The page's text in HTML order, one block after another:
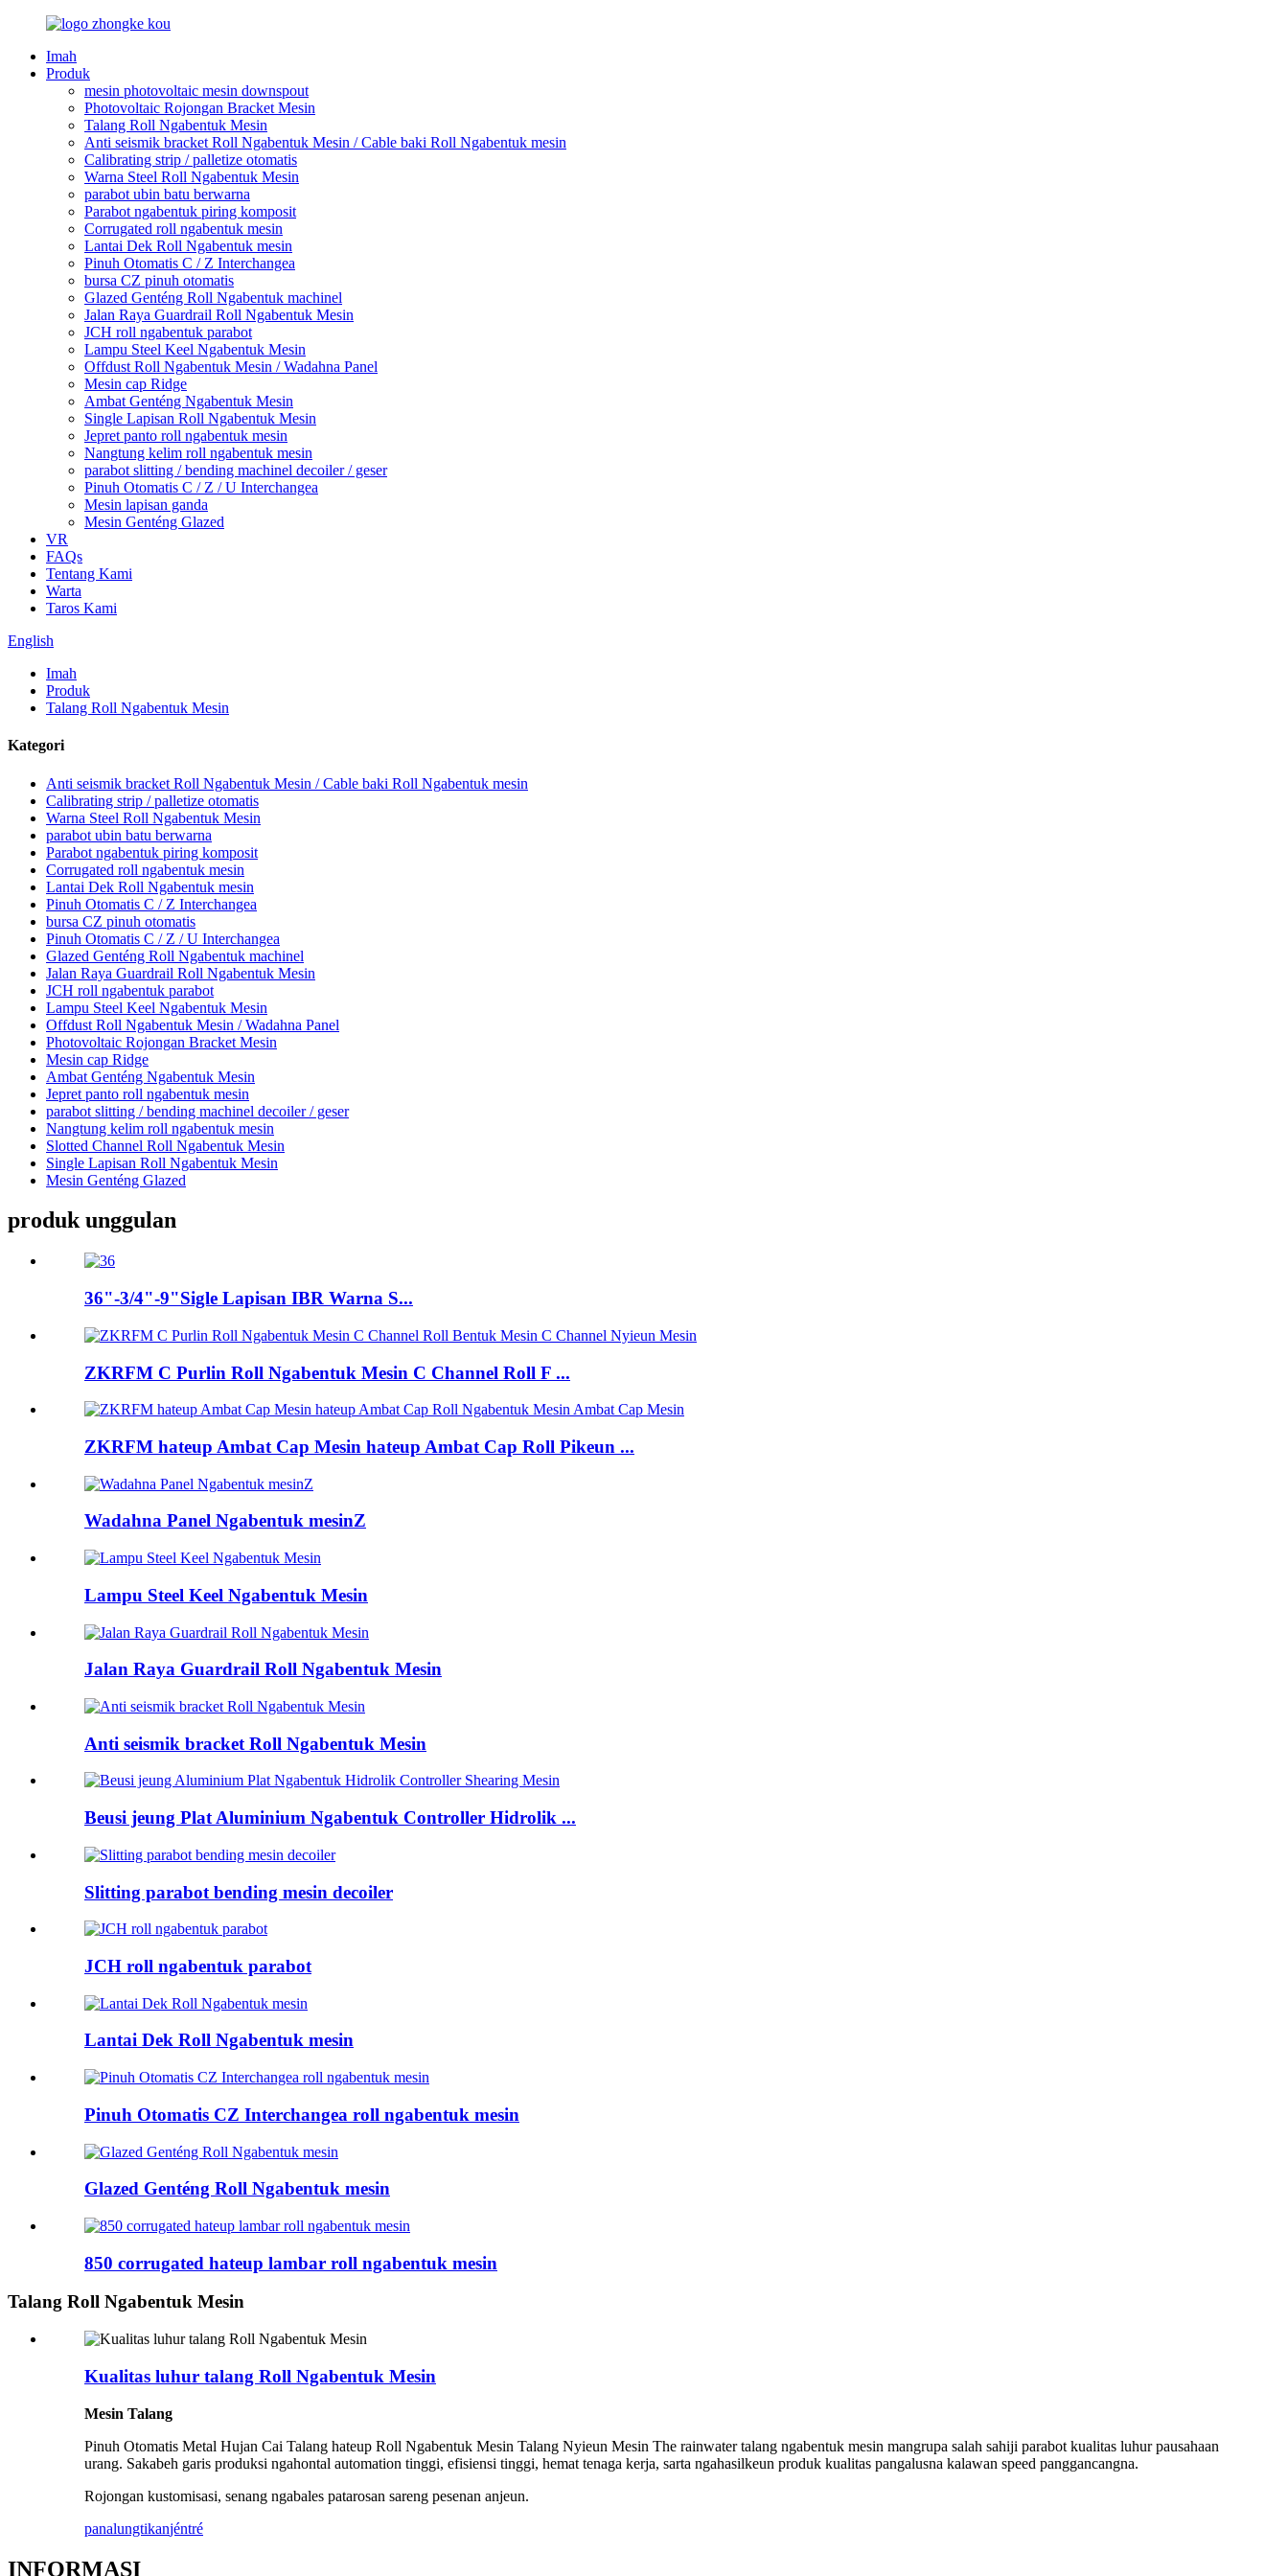
Imah
Produk
mesin photovoltaic mesin downspout
Photovoltaic Rojongan Bracket Mesin
Talang Roll Ngabentuk Mesin
Anti seismik bracket Roll Ngabentuk Mesin / Cable baki Roll Ngabentuk mesin
Calibrating strip / palletize otomatis
Warna Steel Roll Ngabentuk Mesin
parabot ubin batu berwarna
Parabot ngabentuk piring komposit
Corrugated roll ngabentuk mesin
Lantai Dek Roll Ngabentuk mesin
Pinuh Otomatis C / Z Interchangea
bursa CZ pinuh otomatis
Glazed Genténg Roll Ngabentuk machinel
Jalan Raya Guardrail Roll Ngabentuk Mesin
JCH roll ngabentuk parabot
Lampu Steel Keel Ngabentuk Mesin
Offdust Roll Ngabentuk Mesin / Wadahna Panel
Mesin cap Ridge
Ambat Genténg Ngabentuk Mesin
Single Lapisan Roll Ngabentuk Mesin
Jepret panto roll ngabentuk mesin
Nangtung kelim roll ngabentuk mesin
parabot slitting / bending machinel decoiler / geser
Pinuh Otomatis C / Z / U Interchangea
Mesin lapisan ganda
Mesin Genténg Glazed
VR
FAQs
Tentang Kami
Warta
Taros Kami
English
Imah
Produk
Talang Roll Ngabentuk Mesin
Kategori
Anti seismik bracket Roll Ngabentuk Mesin / Cable baki Roll Ngabentuk mesin
Calibrating strip / palletize otomatis
Warna Steel Roll Ngabentuk Mesin
parabot ubin batu berwarna
Parabot ngabentuk piring komposit
Corrugated roll ngabentuk mesin
Lantai Dek Roll Ngabentuk mesin
Pinuh Otomatis C / Z Interchangea
bursa CZ pinuh otomatis
Pinuh Otomatis C / Z / U Interchangea
Glazed Genténg Roll Ngabentuk machinel
Jalan Raya Guardrail Roll Ngabentuk Mesin
JCH roll ngabentuk parabot
Lampu Steel Keel Ngabentuk Mesin
Offdust Roll Ngabentuk Mesin / Wadahna Panel
Photovoltaic Rojongan Bracket Mesin
Mesin cap Ridge
Ambat Genténg Ngabentuk Mesin
Jepret panto roll ngabentuk mesin
parabot slitting / bending machinel decoiler / geser
Nangtung kelim roll ngabentuk mesin
Slotted Channel Roll Ngabentuk Mesin
Single Lapisan Roll Ngabentuk Mesin
Mesin Genténg Glazed
produk unggulan
36"-3/4"-9"Sigle Lapisan IBR Warna S...
ZKRFM C Purlin Roll Ngabentuk Mesin C Channel Roll F ...
ZKRFM hateup Ambat Cap Mesin hateup Ambat Cap Roll Pikeun ...
Wadahna Panel Ngabentuk mesinZ
Lampu Steel Keel Ngabentuk Mesin
Jalan Raya Guardrail Roll Ngabentuk Mesin
Anti seismik bracket Roll Ngabentuk Mesin
Beusi jeung Plat Aluminium Ngabentuk Controller Hidrolik ...
Slitting parabot bending mesin decoiler
JCH roll ngabentuk parabot
Lantai Dek Roll Ngabentuk mesin
Pinuh Otomatis CZ Interchangea roll ngabentuk mesin
Glazed Genténg Roll Ngabentuk mesin
850 corrugated hateup lambar roll ngabentuk mesin
Talang Roll Ngabentuk Mesin
Kualitas luhur talang Roll Ngabentuk Mesin
Mesin Talang
Pinuh Otomatis Metal Hujan Cai Talang hateup Roll Ngabentuk Mesin Talang Nyieun Mesin The rainwater talang ngabentuk mesin mangrupa salah sahiji parabot kualitas luhur pausahaan
urang. Sakabeh garis produksi ngahontal automation tinggi, efisiensi tinggi, hemat tenaga kerja, sarta ngahasilkeun produk kualitas pangalusna kalawan speed panggancangna.
Rojongan kustomisasi, senang ngabales patarosan sareng pesenan anjeun.
panalungtikanjéntré
INFORMASI